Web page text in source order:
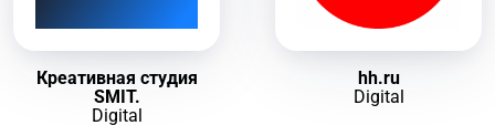
Креативная студия
SMIT.
Digital
hh.ru
Digital